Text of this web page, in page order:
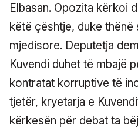
Elbasan. Opozita kërkoi
këtë çështje, duke
mjedisore. Deputetja
Kuvendi duhet të mbajë
kontratat korruptive të
tjetër, kryetarja e
kërkesën për debat ta